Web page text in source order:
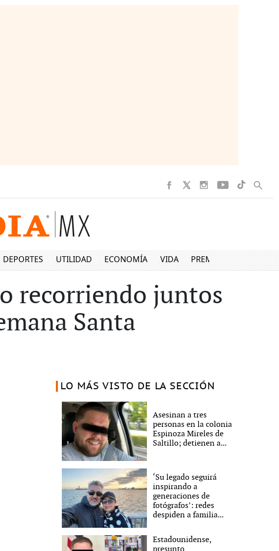
DEPORTES UTILIDAD ECONOMÍA VIDA PREMIUM
recorriendo juntos
Santa
LO MÁS VISTO DE LA SECCIÓN
Asesinan a tres
personas en la colonia
Espinoza Mireles de
Saltillo; detienen a...
‘Su legado seguirá
inspirando a
generaciones de
fotógrafos’: redes
despiden a familia...
Estadounidense,